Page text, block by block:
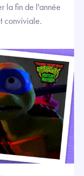
la fin de l'année
conviviale.